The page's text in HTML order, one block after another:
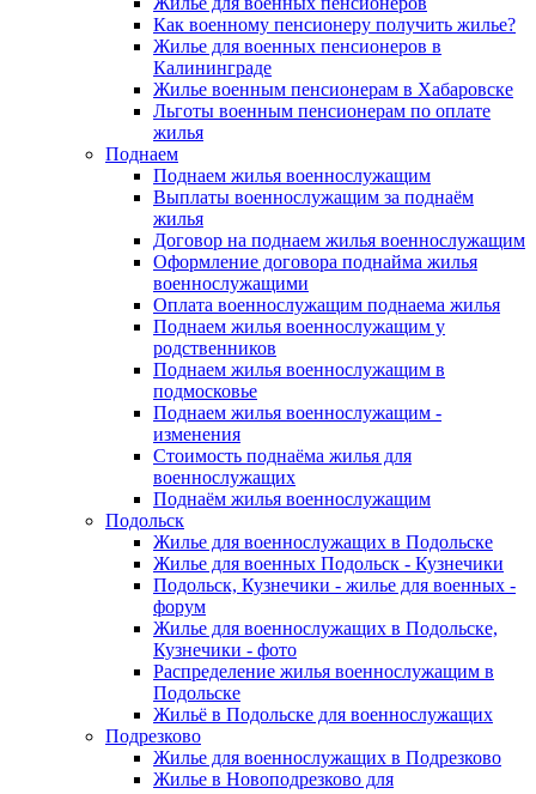
Как военному пенсионеру получить жилье?
Жилье для военных пенсионеров в
Калининграде
Жилье военным пенсионерам в Хабаровске
Льготы военным пенсионерам по оплате
жилья
Поднаем
Поднаем жилья военнослужащим
Выплаты военнослужащим за поднаём
жилья
Договор на поднаем жилья военнослужащим
Оформление договора поднайма жилья
военнослужащими
Оплата военнослужащим поднаема жилья
Поднаем жилья военнослужащим у
родственников
Поднаем жилья военнослужащим в
подмосковье
Поднаем жилья военнослужащим -
изменения
Стоимость поднаёма жилья для
военнослужащих
Поднаём жилья военнослужащим
Подольск
Жилье для военнослужащих в Подольске
Жилье для военных Подольск - Кузнечики
Подольск, Кузнечики - жилье для военных -
форум
Жилье для военнослужащих в Подольске,
Кузнечики - фото
Распределение жилья военнослужащим в
Подольске
Жильё в Подольске для военнослужащих
Подрезково
Жилье для военнослужащих в Подрезково
Жилье в Новоподрезково для